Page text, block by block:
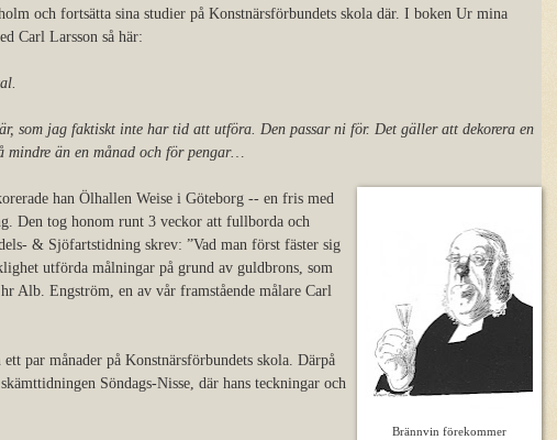
och fortsätta sina studier på Konstnärsförbundets skola där. I boken Ur mina
Carl Larsson så här:
som jag faktiskt inte har tid att utföra. Den passar ni för. Det gäller att dekorera en
än en månad och för pengar…
Brännvin förekommer
han Ölhallen Weise i Göteborg -- en fris med
Den tog honom runt 3 veckor att fullborda och
& Sjöfartstidning skrev: ”Vad man först fäster sig
utförda målningar på grund av guldbrons, som
Alb. Engström, en av vår framstående målare Carl
par månader på Konstnärsförbundets skola. Därpå
Söndags-Nisse, där hans teckningar och